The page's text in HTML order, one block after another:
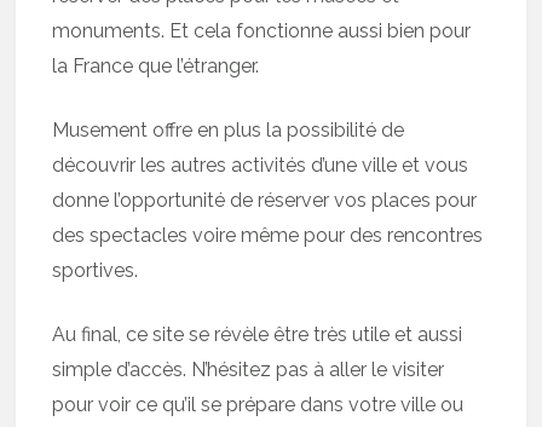
monuments. Et cela fonctionne aussi bien pour
la France que l’étranger.
Musement offre en plus la possibilité de
découvrir les autres activités d’une ville et vous
donne l’opportunité de réserver vos places pour
des spectacles voire même pour des rencontres
sportives.
Au final, ce site se révèle être très utile et aussi
simple d’accès. N’hésitez pas à aller le visiter
pour voir ce qu’il se prépare dans votre ville ou